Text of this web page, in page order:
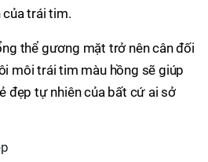
của trái tim.
thể gương mặt trở nên cân đối
môi trái tim màu hồng sẽ giúp
đẹp tự nhiên của bất cứ ai sở